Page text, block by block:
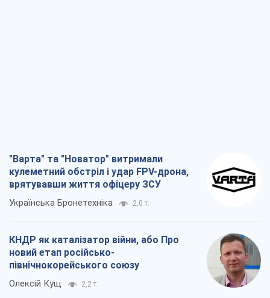
"Варта" та "Новатор" витримали
кулеметний обстріл і удар FPV-дрона,
врятувавши життя офіцеру ЗСУ
Українська Бронетехніка 2,0 т.
КНДР як каталізатор війни, або Про
новий етап російсько-
північнокорейського союзу
Олексій Кущ 2,2 т.